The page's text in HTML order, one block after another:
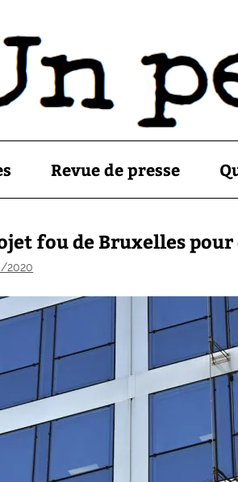
Revue de presse
fou de Bruxelles
2020